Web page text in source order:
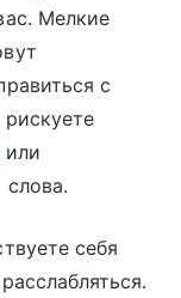
Мелкие
с
или
себя